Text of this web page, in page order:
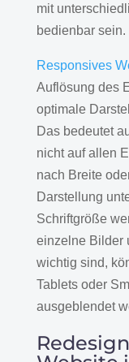
mit
bedienbar sein.
Responsives
Auflösung des
optimale
Das bedeutet
nicht auf allen
nach Breite
Darstellung
Schriftgröße
einzelne Bilder
wichtig sind,
Tablets oder
ausgeblendet